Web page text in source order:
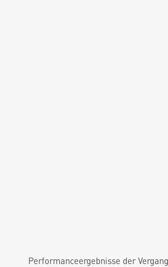
Performanceergebnisse der